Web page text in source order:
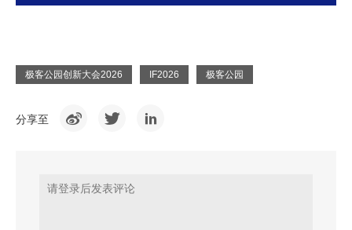
极客公园创新大会2026 IF2026 极客公园
分享至